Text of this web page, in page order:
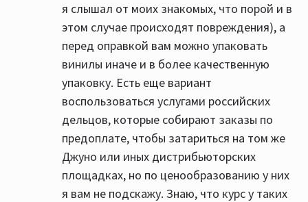
я слышал от моих знакомых, что порой и в
этом случае происходят повреждения), а
перед оправкой вам можно упаковать
винилы иначе и в более качественную
упаковку. Есть еще вариант
воспользоваться услугами российских
дельцов, которые собирают заказы по
предоплате, чтобы затариться на том же
Джуно или иных дистрибьюторских
площадках, но по ценообразованию у них
я вам не подскажу. Знаю, что курс у таких